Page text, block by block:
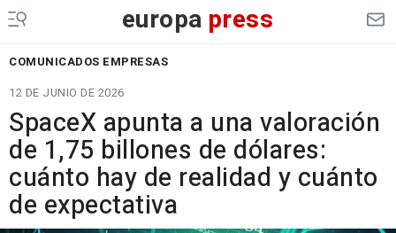
europa press
COMUNICADOS EMPRESAS
12 DE JUNIO DE 2026
SpaceX apunta a una valoración
de 1,75 billones de dólares:
cuánto hay de realidad y cuánto
de expectativa